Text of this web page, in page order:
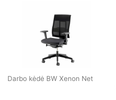
Darbo kėdė BW Xenon Net